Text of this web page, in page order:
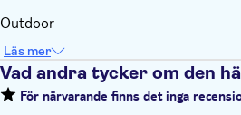
Outdoor
Läs mer
Vad andra tycker om den
För närvarande finns det inga